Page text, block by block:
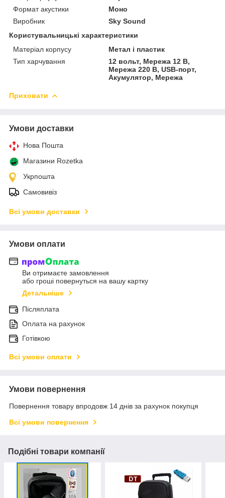
Формат акустики
Моно
Виробник
Sky Sound
Користувальницькі характеристики
Матеріал корпусу
Метал і пластик
Тип харчування
12 вольт, Мережа 12 В,
Мережа 220 В, USB-порт,
Акумулятор, Мережа
Приховати
Умови доставки
Нова Пошта
Магазини Rozetka
Укрпошта
Самовивіз
Всі умови доставки
Умови оплати
Ви отримаєте замовлення
або гроші повернуться на вашу картку
Детальніше
Післяплата
Оплата на рахунок
Готівкою
Всі умови оплати
Умови повернення
Повернення товару впродовж 14 днів за рахунок покупця
Всі умови повернення
Подібні товари компанії